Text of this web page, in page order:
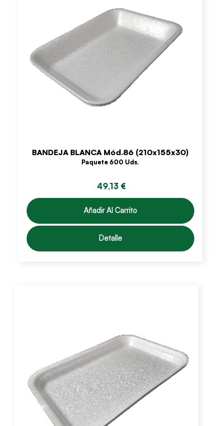
BANDEJA BLANCA Mód.86 (210x155x30)
Paquete 600 Uds.
49,13 €
Añadir Al Carrito
Detalle